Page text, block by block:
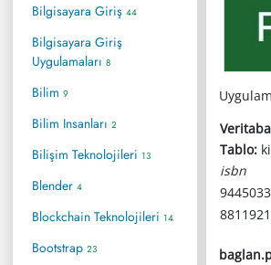
Bilgisayara Giriş 44
Bilgisayara Giriş
Uygulamaları 8
Bilim 9
Bilim Insanları 2
Bilişim Teknolojileri 13
Blender 4
Blockchain Teknolojileri 14
Bootstrap 23
Tablo:
isbn